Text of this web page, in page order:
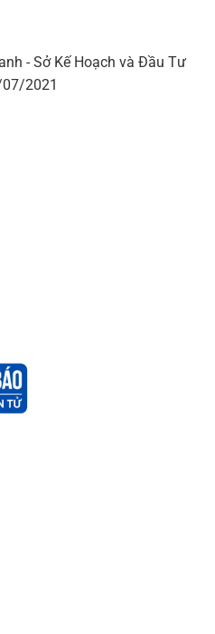
- Sở Kế Hoạch và Đầu Tư
2021